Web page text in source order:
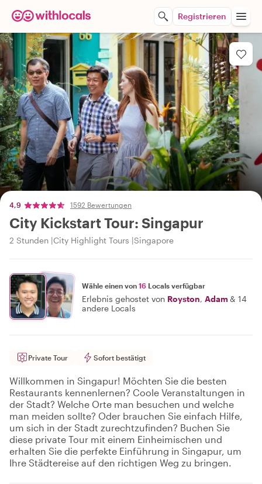
Registrieren
4,9 1592 Bewertungen
City Kickstart Tour: Singapur
2 Stunden City Highlight Tours Singapore
Wähle einen von 16 Locals verfügbar
Erlebnis gehostet von Royston, Adam & 14
andere Locals
Private Tour Sofort bestätigt
Willkommen in Singapur! Möchten Sie die besten
Restaurants kennenlernen? Coole Veranstaltungen in
der Stadt? Welche Orte man besuchen und welche
man meiden sollte? Oder brauchen Sie einfach Hilfe,
um sich in der Stadt zurechtzufinden? Buchen Sie
diese private Tour mit einem Einheimischen und
erhalten Sie die perfekte Einführung in Singapur, um
Ihre Städtereise auf den richtigen Weg zu bringen.